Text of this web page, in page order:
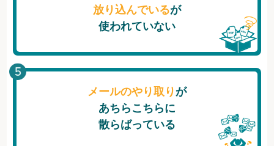
放り込んでいるが
使われていない
メールのやり取り が
あちらこちらに
散らばっている